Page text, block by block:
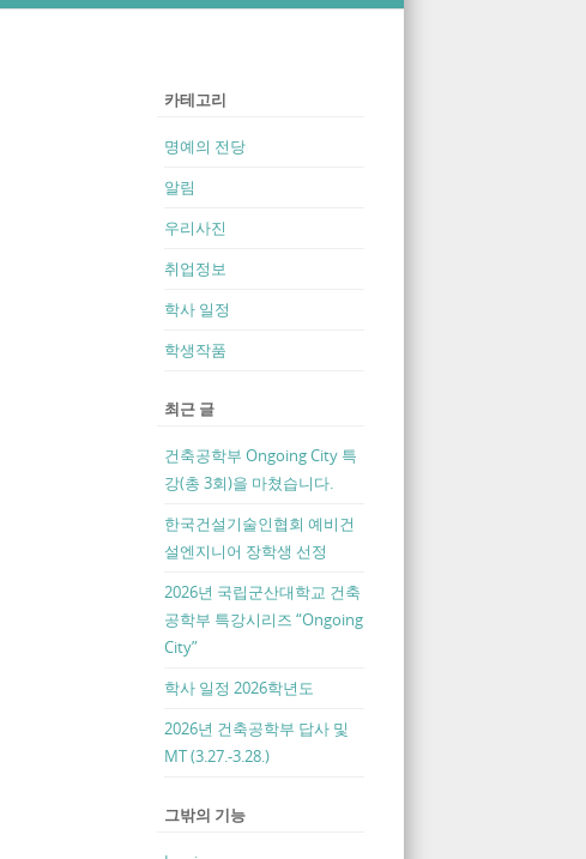
카테고리
명예의 전당
알림
우리사진
취업정보
학사 일정
학생작품
최근 글
건축공학부 Ongoing City 특
강(총 3회)을 마쳤습니다.
한국건설기술인협회 예비건
설엔지니어 장학생 선정
2026년 국립군산대학교 건축
공학부 특강시리즈 “Ongoing
City”
학사 일정 2026학년도
2026년 건축공학부 답사 및
MT (3.27.-3.28.)
그밖의 기능